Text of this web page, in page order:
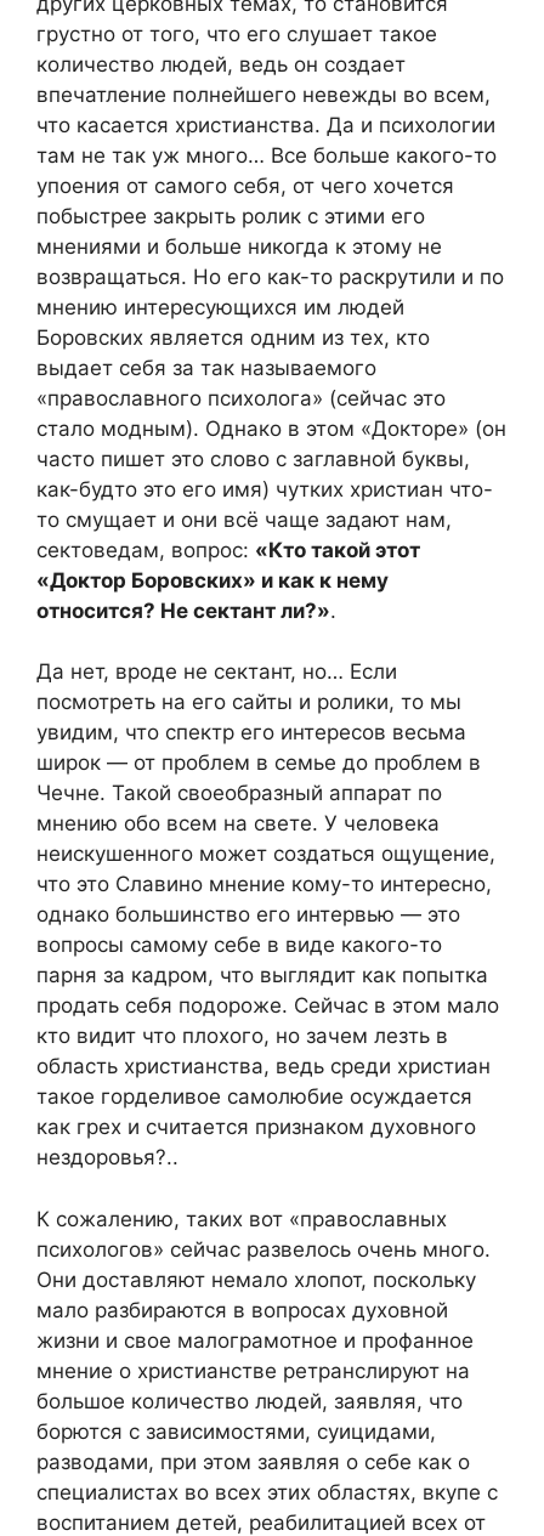
грустно от того, что его слушает такое
количество людей, ведь он создает
впечатление полнейшего невежды во всем,
что касается христианства. Да и психологии
там не так уж много… Все больше какого-то
упоения от самого себя, от чего хочется
побыстрее закрыть ролик с этими его
мнениями и больше никогда к этому не
возвращаться. Но его как-то раскрутили и по
мнению интересующихся им людей
Боровских является одним из тех, кто
выдает себя за так называемого
«православного психолога» (сейчас это
стало модным). Однако в этом «Докторе» (он
часто пишет это слово с заглавной буквы,
как-будто это его имя) чутких христиан что-
то смущает и они всё чаще задают нам,
сектоведам, вопрос: «Кто такой этот
«Доктор Боровских» и как к нему
относится? Не сектант ли?».
Да нет, вроде не сектант, но… Если
посмотреть на его сайты и ролики, то мы
увидим, что спектр его интересов весьма
широк — от проблем в семье до проблем в
Чечне. Такой своеобразный аппарат по
мнению обо всем на свете. У человека
неискушенного может создаться ощущение,
что это Славино мнение кому-то интересно,
однако большинство его интервью — это
вопросы самому себе в виде какого-то
парня за кадром, что выглядит как попытка
продать себя подороже. Сейчас в этом мало
кто видит что плохого, но зачем лезть в
область христианства, ведь среди христиан
такое горделивое самолюбие осуждается
как грех и считается признаком духовного
нездоровья?..
К сожалению, таких вот «православных
психологов» сейчас развелось очень много.
Они доставляют немало хлопот, поскольку
мало разбираются в вопросах духовной
жизни и свое малограмотное и профанное
мнение о христианстве ретранслируют на
большое количество людей, заявляя, что
борются с зависимостями, суицидами,
разводами, при этом заявляя о себе как о
специалистах во всех этих областях, вкупе с
воспитанием детей, реабилитацией всех от